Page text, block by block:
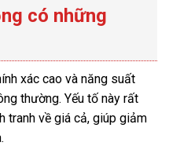
có những
xác cao và năng suất
thường. Yếu tố này rất
tranh về giá cả, giúp giảm